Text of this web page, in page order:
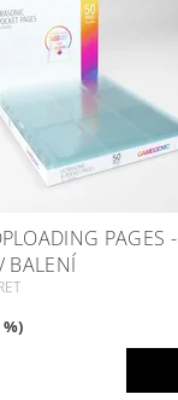
PAGES
BALENÍ